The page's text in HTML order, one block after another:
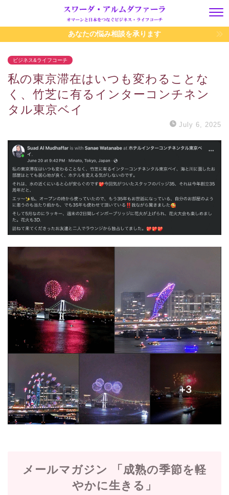
あなたの悩み相談を承ります
ビジネス&ライフコーチ
私の東京滞在はいつも変わることな
く、竹芝に有るインターコンチネン
タル東京ベイ
July 6, 2025
メールマガジン 「成熟の季節を軽
やかに生きる」